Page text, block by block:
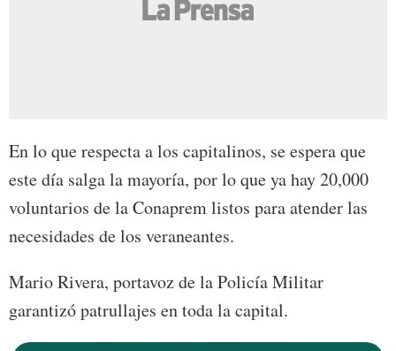
En lo que respecta a los capitalinos, se espera que
este día salga la mayoría, por lo que ya hay 20,000
voluntarios de la Conaprem listos para atender las
necesidades de los veraneantes.
Mario Rivera, portavoz de la Policía Militar
garantizó patrullajes en toda la capital.